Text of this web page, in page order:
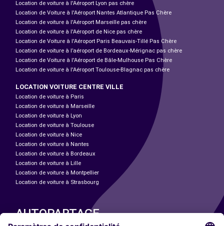
Location de voiture à l'Aéroport Lyon pas chère
Location de Voiture à l'Aéroport Nantes Atlantique Pas Chère
Location de voiture à l'Aéroport Marseille pas chère
Location de voiture à l'Aéroport de Nice pas chère
Location de Voiture à l'Aéroport Paris Beauvais-Tillé Pas Chère
Location de voiture à l’aéroport de Bordeaux-Mérignac pas chère
Location de Voiture à l'Aéroport de Bâle-Mulhouse Pas Chère
Location de voiture à l'Aéroport Toulouse-Blagnac pas chère
LOCATION VOITURE CENTRE VILLE
Location de voiture à Paris
Location de voiture à Marseille
Location de voiture à Lyon
Location de voiture à Toulouse
Location de voiture à Nice
Location de voiture à Nantes
Location de voiture à Bordeaux
Location de voiture à Lille
Location de voiture à Montpellier
Location de voiture à Strasbourg
AUTOPARTAGE